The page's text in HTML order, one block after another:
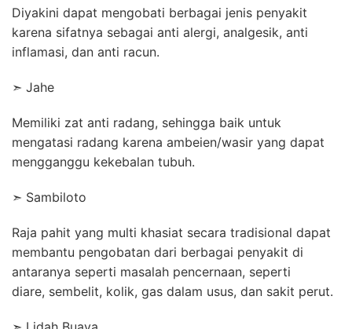
Diyakini dapat mengobati berbagai jenis penyakit
karena sifatnya sebagai anti alergi, analgesik, anti
inflamasi, dan anti racun.
➣ Jahe
Memiliki zat anti radang, sehingga baik untuk
mengatasi radang karena ambeien/wasir yang dapat
mengganggu kekebalan tubuh.
➣ Sambiloto
Raja pahit yang multi khasiat secara tradisional dapat
membantu pengobatan dari berbagai penyakit di
antaranya seperti masalah pencernaan, seperti
diare, sembelit, kolik, gas dalam usus, dan sakit perut.